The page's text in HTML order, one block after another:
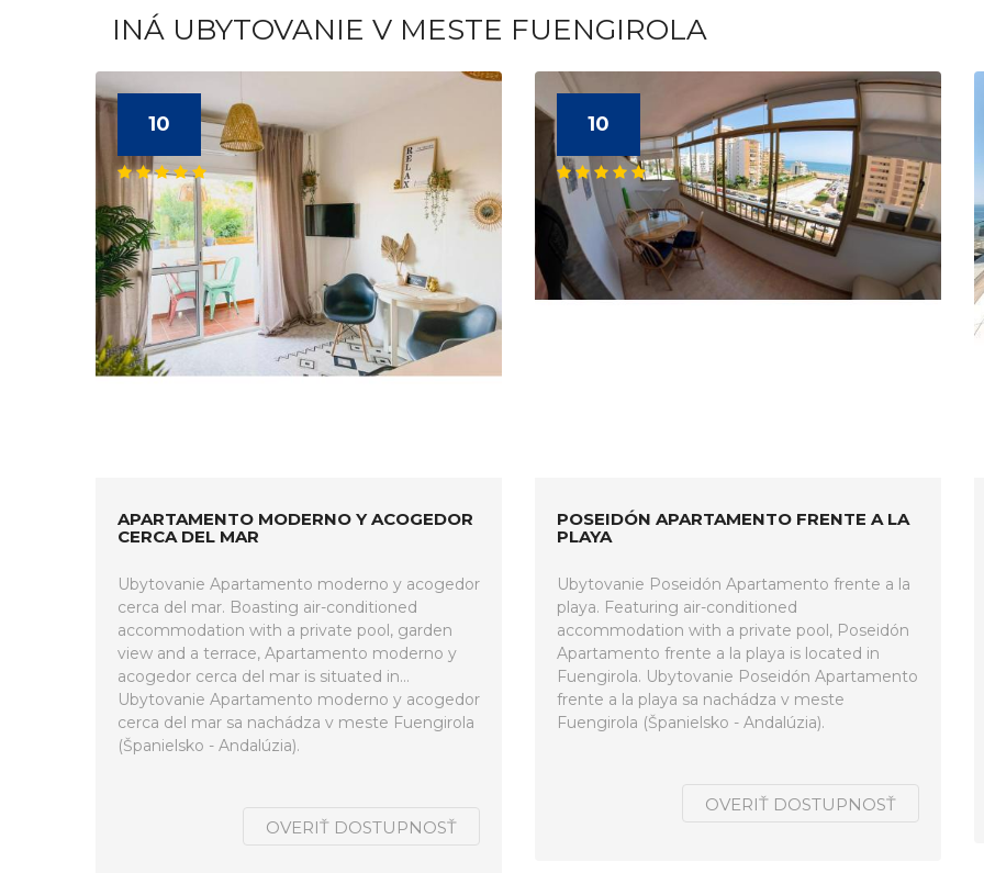
INÁ UBYTOVANIE V MESTE FUENGIROLA
10
APARTAMENTO MODERNO Y ACOGEDOR
CERCA DEL MAR
Ubytovanie Apartamento moderno y acogedor
cerca del mar. Boasting air-conditioned
accommodation with a private pool, garden
view and a terrace, Apartamento moderno y
acogedor cerca del mar is situated in...
Ubytovanie Apartamento moderno y acogedor
cerca del mar sa nachádza v meste Fuengirola
(Španielsko - Andalúzia).
OVERIŤ DOSTUPNOSŤ
10
POSEIDÓN APARTAMENTO FRENTE A LA
PLAYA
Ubytovanie Poseidón Apartamento frente a la
playa. Featuring air-conditioned
accommodation with a private pool, Poseidón
Apartamento frente a la playa is located in
Fuengirola. Ubytovanie Poseidón Apartamento
frente a la playa sa nachádza v meste
Fuengirola (Španielsko - Andalúzia).
OVERIŤ DOSTUPNOSŤ